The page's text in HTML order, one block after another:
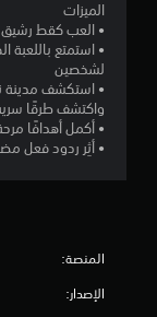
الميزات
• العب كقط
• استمتع
لشخصين
• استكشف مدينة
واكتشف طرقًا
• أكمل أهدافًا
• أثِر ردود فعل
المنصة:
الإصدار: